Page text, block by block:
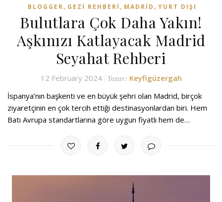
BLOGGER, GEZI REHBERI , MADRID , YURT DIŞI
Bulutlara Çok Daha Yakın!
Aşkınızı Katlayacak Madrid
Seyahat Rehberi
12 February 2024 Yazar: Keyfigüzergah
İspanya’nın başkenti ve en büyük şehri olan Madrid, birçok
ziyaretçinin en çok tercih ettiği destinasyonlardan biri. Hem
Batı Avrupa standartlarına göre uygun fiyatlı hem de…